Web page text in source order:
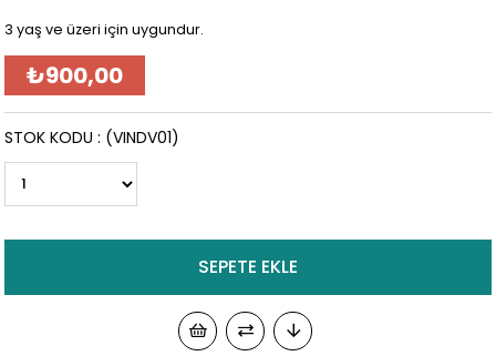
3 yaş ve üzeri için uygundur.
₺900,00
(VINDV01)
STOK KODU